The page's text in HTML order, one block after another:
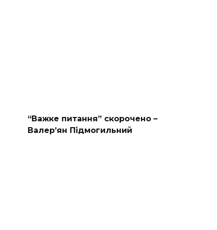
“Важке питання” скорочено –
Валер’ян Підмогильний